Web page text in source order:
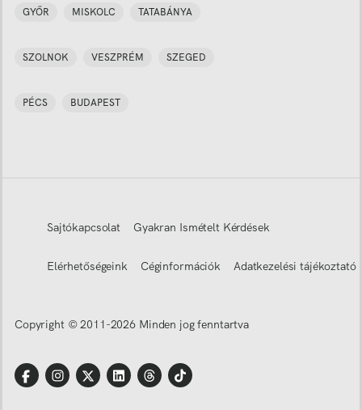
GYŐR MISKOLC TATABÁNYA
SZOLNOK VESZPRÉM SZEGED
PÉCS BUDAPEST
Sajtókapcsolat Gyakran Ismételt Kérdések
Elérhetőségeink Céginformációk Adatkezelési tájékoztató
Copyright © 2011-2026 Minden jog fenntartva